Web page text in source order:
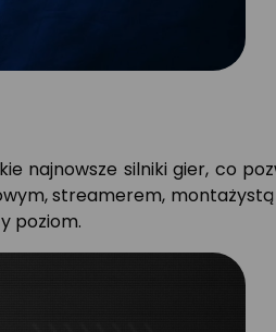
najnowsze silniki gier, co
streamerem, montażystą
poziom.